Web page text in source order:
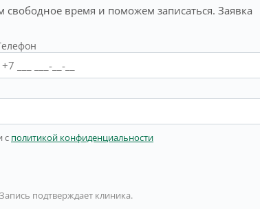
время и поможем записаться. Заявка
с политикой конфиденциальности
подтверждает клиника.